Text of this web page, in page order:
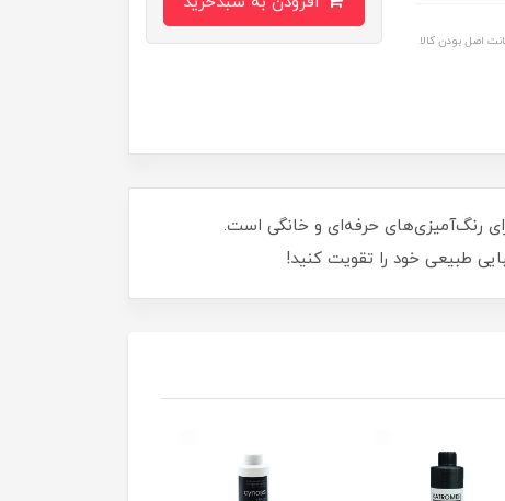
اصل بودن کالا
بی‌نظیر هدیه دهید. این محصول با حجم 150 میلی‌لیتر، ایده‌آل برای رنگ‌آمیزی‌های حرفه‌ای و خانگی است.
طبیعی خود را تقویت کنید!